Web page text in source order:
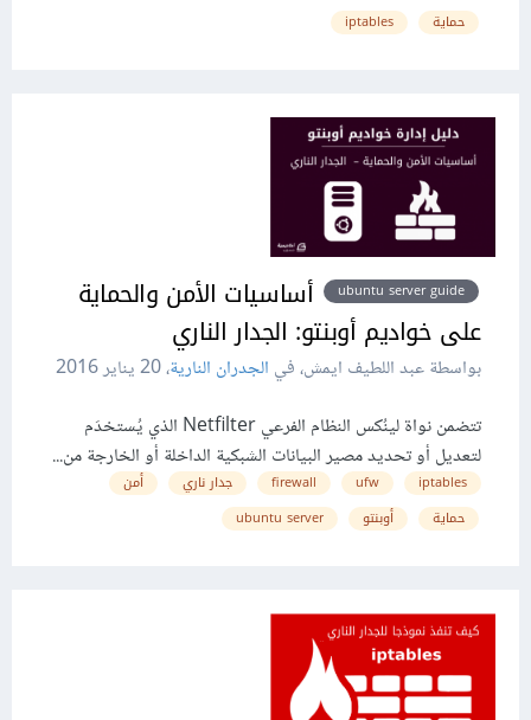
حماية
iptables
ubuntu server guide
أساسيات الأمن والحماية
على خواديم أوبنتو: الجدار الناري
بواسطة عبد اللطيف ايمش، في الجدران النارية،20 يناير 2016
تتضمن نواة لينُكس النظام الفرعي Netfilter الذي يُستخدَم
لتعديل أو تحديد مصير البيانات الشبكية الداخلة أو الخارجة من...
iptables
ufw
firewall جدار ناري
أمن
حماية
أوبنتو ubuntu server